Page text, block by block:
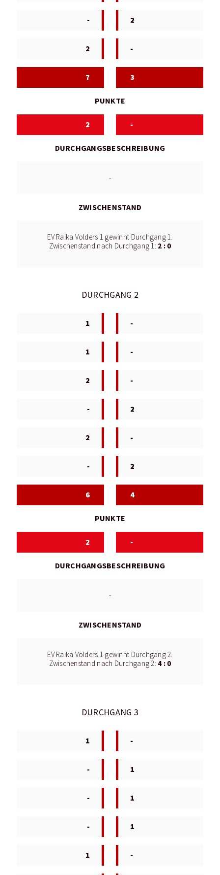
- 2
2 -
7 3
PUNKTE
2 -
DURCHGANGSBESCHREIBUNG
-
ZWISCHENSTAND
EV Raika Volders 1 gewinnt Durchgang 1.
Zwischenstand nach Durchgang 1: 2 : 0
DURCHGANG 2
1 -
1 -
2 -
- 2
2 -
- 2
6 4
PUNKTE
2 -
DURCHGANGSBESCHREIBUNG
-
ZWISCHENSTAND
EV Raika Volders 1 gewinnt Durchgang 2.
Zwischenstand nach Durchgang 2: 4 : 0
DURCHGANG 3
1 -
- 1
- 1
- 1
1 -